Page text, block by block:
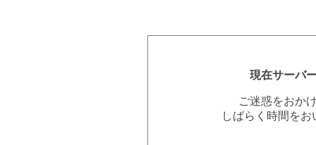
現在サーバ
ご迷惑をおか
しばらく時間を